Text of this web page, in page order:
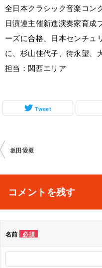
全日本クラシック音楽コン
日演連主催新進演奏家育成
ーズに合格、日本センチュ
に、杉山佳代子、待永望、
担当：関西エリア
Tweet
投
ビ
シ
坂田愛夏
コメントを残す
名前 必須